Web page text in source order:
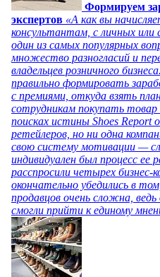
Формируем
экспертов «А как вы
консультантам, с личных
один из самых популярных
множество разногласий и
владельцев розничного
правильно формировать
с премиями, откуда взять
сотрудникам покупать товар
поисках истины Shoes Report
ретейлеров, но ни одна
свою систему мотивации —
индивидуален был процесс ее
расспросили четырех бизнес-
окончательно убедились в
продавцов очень сложна,
смогли прийти к единому